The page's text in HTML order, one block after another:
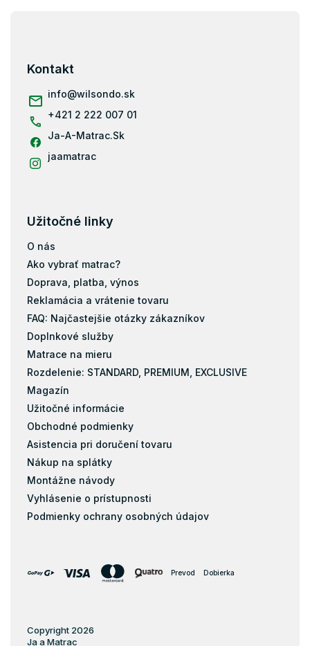
Kontakt
info@wilsondo.sk
+421 2 222 007 01
Ja-A-Matrac.Sk
jaamatrac
Užitočné linky
O nás
Ako vybrať matrac?
Doprava, platba, výnos
Reklamácia a vrátenie tovaru
FAQ: Najčastejšie otázky zákazníkov
Doplnkové služby
Matrace na mieru
Rozdelenie: STANDARD, PREMIUM, EXCLUSIVE
Magazín
Užitočné informácie
Obchodné podmienky
Asistencia pri doručení tovaru
Nákup na splátky
Montážne návody
Vyhlásenie o prístupnosti
Podmienky ochrany osobných údajov
Prevod Dobierka
Copyright 2026
Ja a Matrac